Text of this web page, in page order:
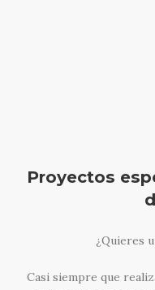
Proyectos
¿Quieres
Casi siempre que